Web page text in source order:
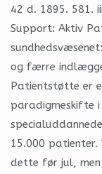
42 d. 1895. 581.
Support: Aktiv
og færre
Patientstøtte er
paradigmeskifte
15.000
dette før jul,